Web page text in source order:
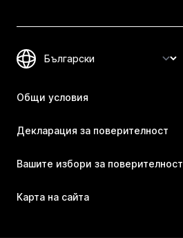
Общи условия
Декларация за поверителност
Вашите избори за поверителност
Карта на сайта